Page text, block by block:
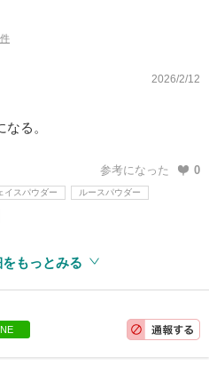
2026/2/12
る。
参考になった 0
イスパウダー ルースパウダー
もっとみる